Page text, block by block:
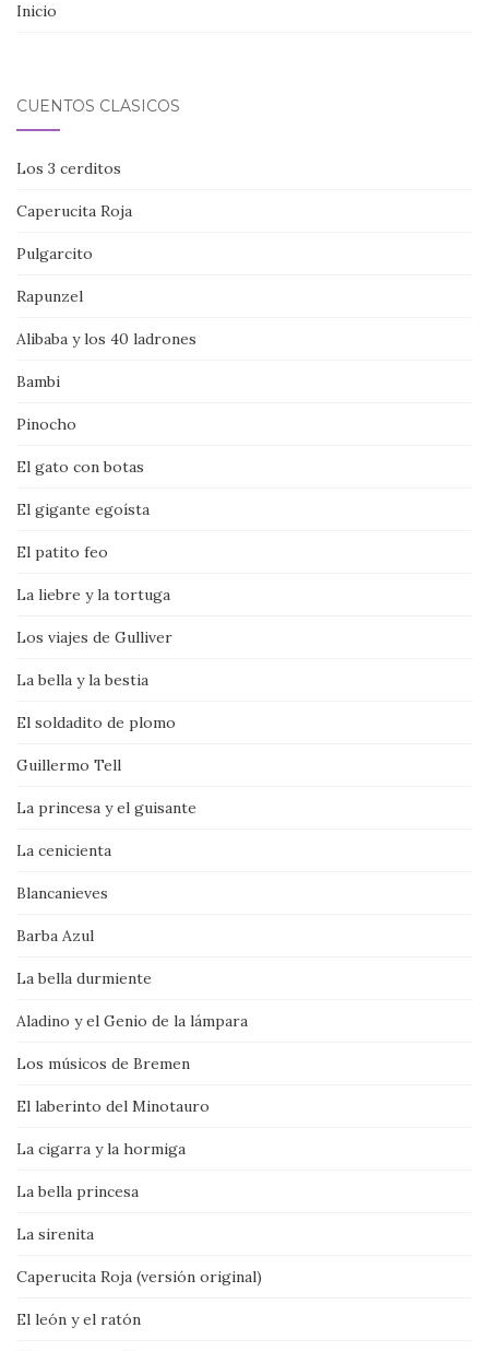
Inicio
CUENTOS CLÁSICOS
Los 3 cerditos
Caperucita Roja
Pulgarcito
Rapunzel
Alibaba y los 40 ladrones
Bambi
Pinocho
El gato con botas
El gigante egoísta
El patito feo
La liebre y la tortuga
Los viajes de Gulliver
La bella y la bestia
El soldadito de plomo
Guillermo Tell
La princesa y el guisante
La cenicienta
Blancanieves
Barba Azul
La bella durmiente
Aladino y el Genio de la lámpara
Los músicos de Bremen
El laberinto del Minotauro
La cigarra y la hormiga
La bella princesa
La sirenita
Caperucita Roja (versión original)
El león y el ratón